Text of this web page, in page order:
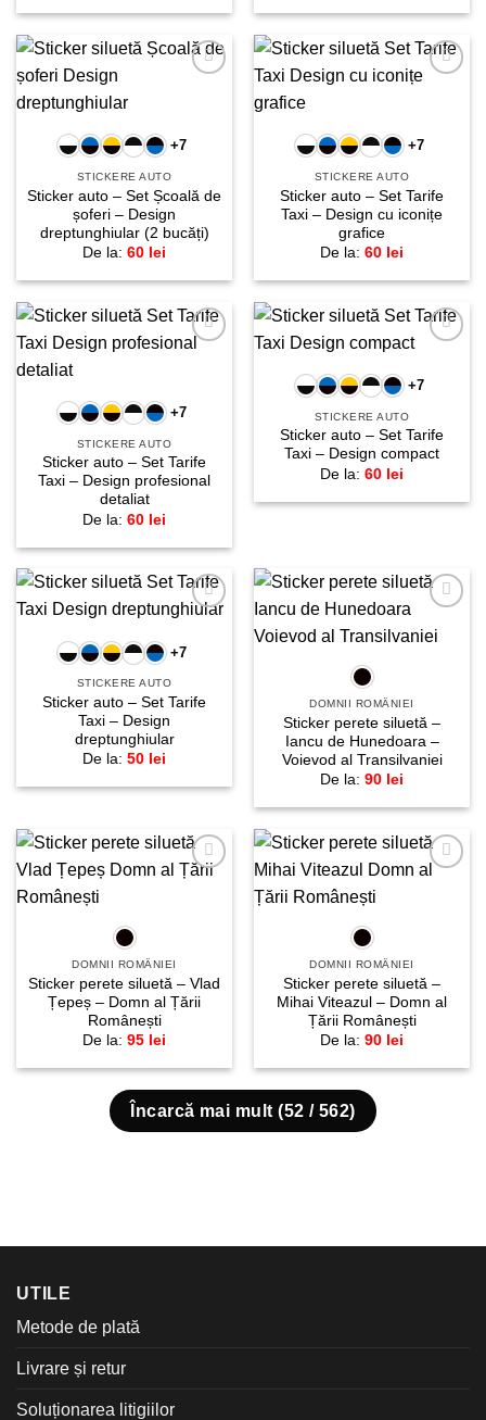
+7
STICKERE AUTO
Sticker auto – Set Școală de
șoferi – Design
dreptunghiular (2 bucăți)
De la: 60 lei
+7
STICKERE AUTO
Sticker auto – Set Tarife
Taxi – Design cu iconițe
grafice
De la: 60 lei
+7
STICKERE AUTO
Sticker auto – Set Tarife
Taxi – Design profesional
detaliat
De la: 60 lei
favorite!
+7
STICKERE AUTO
Sticker auto – Set Tarife
Taxi – Design compact
De la: 60 lei
favorite!
+7
STICKERE AUTO
Sticker auto – Set Tarife
Taxi – Design
dreptunghiular
De la: 50 lei
la
DOMNII ROMÂNIEI
Sticker perete siluetă –
Iancu de Hunedoara –
Voievod al Transilvaniei
De la: 90 lei
DOMNII ROMÂNIEI
Sticker perete siluetă – Vlad
Țepeș – Domn al Țării
Românești
De la: 95 lei
DOMNII ROMÂNIEI
Sticker perete siluetă –
Mihai Viteazul – Domn al
Țării Românești
De la: 90 lei
Încarcă mai mult(52 / 562)
UTILE
Metode de plată
Livrare și retur
Soluționarea litigiilor